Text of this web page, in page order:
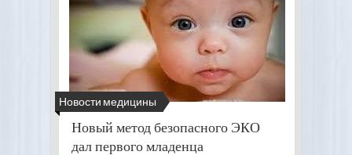
Новости медицины
Новый метод безопасного ЭКО
дал первого младенца